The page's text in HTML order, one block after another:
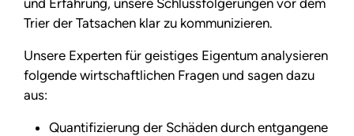
Trier der Tatsachen klar zu kommunizieren.
Unsere Experten für geistiges Eigentum analysieren
folgende wirtschaftlichen Fragen und sagen dazu
aus:
Quantifizierung der Schäden durch entgangene